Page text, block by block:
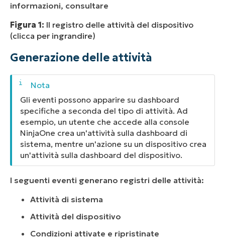
informazioni, consultare
Figura 1: Il registro delle attività del dispositivo
(clicca per ingrandire)
Generazione delle attività
Gli eventi possono apparire su dashboard
specifiche a seconda del tipo di attività. Ad
esempio, un utente che accede alla console
NinjaOne crea un'attività sulla dashboard di
sistema, mentre un'azione su un dispositivo crea
un'attività sulla dashboard del dispositivo.
I seguenti eventi generano registri delle attività:
Attività di sistema
Attività del dispositivo
Condizioni attivate e ripristinate